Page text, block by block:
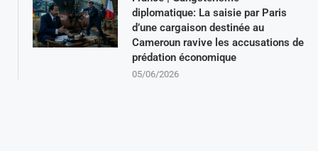
diplomatique: La saisie par Paris
d’une cargaison destinée au
Cameroun ravive les accusations de
prédation économique
05/06/2026